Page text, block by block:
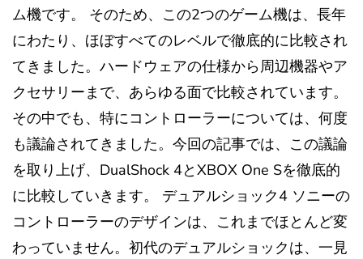
ム機です。 そのため、この2つのゲーム機は、長年
にわたり、ほぼすべてのレベルで徹底的に比較され
てきました。ハードウェアの仕様から周辺機器やア
クセサリーまで、あらゆる面で比較されています。
その中でも、特にコントローラーについては、何度
も議論されてきました。今回の記事では、この議論
を取り上げ、DualShock 4とXBOX One Sを徹底的
に比較していきます。 デュアルショック4 ソニーの
コントローラーのデザインは、これまでほとんど変
わっていません。初代のデュアルショックは、一見